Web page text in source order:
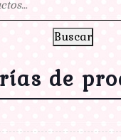
Buscar
de